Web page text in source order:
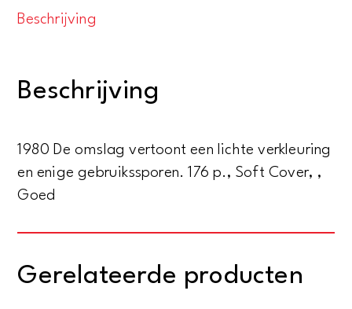
doctor
Franciscus
Leermeester
Beschrijving
Beschrijving
1980 De omslag vertoont een lichte verkleuring
en enige gebruikssporen. 176 p., Soft Cover, ,
Goed
Gerelateerde producten